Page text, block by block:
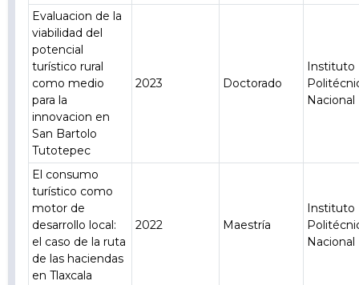
Evaluacion de la
viabilidad del
potencial
turístico rural
como medio
para la
innovacion en
San Bartolo
Tutotepec
2023 Doctorado
Instituto
Nacional
El consumo
turístico como
motor de
desarrollo local:
el caso de la ruta
de las haciendas
en Tlaxcala
2022 Maestría
Instituto
Nacional